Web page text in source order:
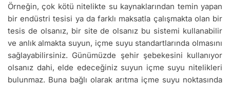
Örneğin, çok kötü nitelikte su kaynaklarından temin yapan
bir endüstri tesisi ya da farklı maksatla çalışmakta olan bir
tesis de olsanız, bir site de olsanız bu sistemi kullanabilir
ve anlık almakta suyun, içme suyu standartlarında olmasını
sağlayabilirsiniz. Günümüzde şehir şebekesini kullanıyor
olsanız dahi, elde edeceğiniz suyun içme suyu nitelikleri
bulunmaz. Buna bağlı olarak arıtma içme suyu noktasında